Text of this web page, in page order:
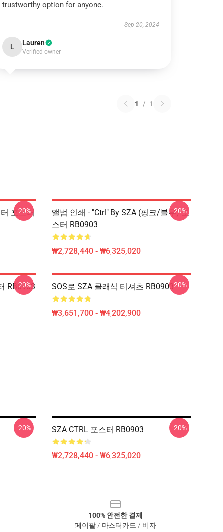
trustworthy option for anyone.
Sep 20, 2024
L Lauren
Verified owner
1 / 1
포스터
-20%
앨범 인쇄 - "Ctrl" By SZA (핑크/블루) 포
스터 RB0903
₩2,728,440 - ₩6,325,020
-20%
RB0903
-20% SOS로 SZA 클래식 티셔츠 RB0903
₩3,651,700 - ₩4,202,900
-20%
-20% SZA CTRL 포스터 RB0903
₩2,728,440 - ₩6,325,020
-20%
100% 안전한 결제
페이팔 / 마스터카드 / 비자